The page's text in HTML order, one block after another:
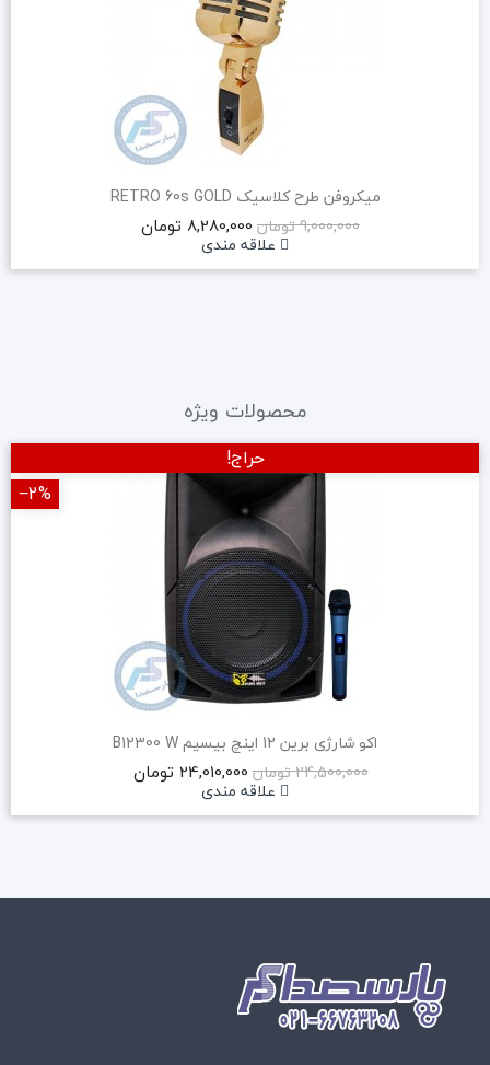
میکروفن طرح کلاسیک RETRO 60s GOLD
9,000,000 تومان
8,280,000 تومان
علاقه مندی
محصولات ویژه
اکو شارژی برین 12 اینچ بیسیم B12300 W
24,500,000 تومان
24,010,000 تومان
علاقه مندی
حراج!
‎−2%